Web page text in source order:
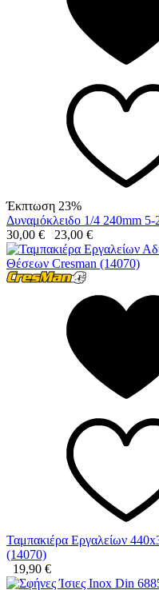
Έκπτωση 23%
Δυναμόκλειδο 1/4 240mm
30,00 € 23,00 €
Ταμπακιέρα Εργαλείων
(14070)
19,90 €